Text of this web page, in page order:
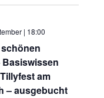
Basiswissen
am
– ausgebucht
| 18:00